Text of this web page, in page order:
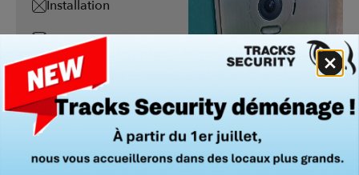
Installation
Maintenance
Détection Intrusion
Vidéoprotection
Contrôle d'accès